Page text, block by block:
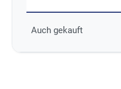
Auch gekauft